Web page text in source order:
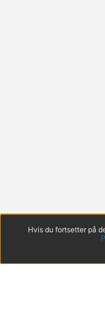
Hvis du fortsetter på